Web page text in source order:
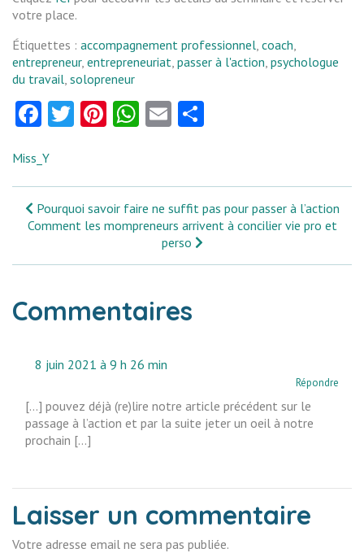
votre place.
Étiquettes : accompagnement professionnel, coach,
entrepreneur, entrepreneuriat, passer à l'action, psychologue
du travail, solopreneur
Facebook
Twitter
Pinterest
WhatsApp
Email
Miss_Y
Pourquoi savoir faire ne suffit pas pour passer à l’action
Comment les mompreneurs arrivent à concilier vie pro et
perso
Commentaires
8 juin 2021 à 9 h 26 min
Répondre
[…] pouvez déjà (re)lire notre article précédent sur le
passage à l’action et par la suite jeter un oeil à notre
prochain […]
Laisser un commentaire
Votre adresse email ne sera pas publiée.